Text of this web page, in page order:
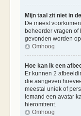
Mijn taal zit niet in
De meest
beheerder vragen of
gevonden worden
Omhoog
Hoe kan ik een
Er kunnen 2
die aangeven
meestal uniek of
iemand een avatar
hieromtrent.
Omhoog